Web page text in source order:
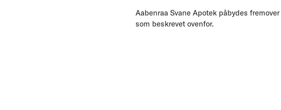
Aabenraa Svane Apotek påbydes
som beskrevet ovenfor.